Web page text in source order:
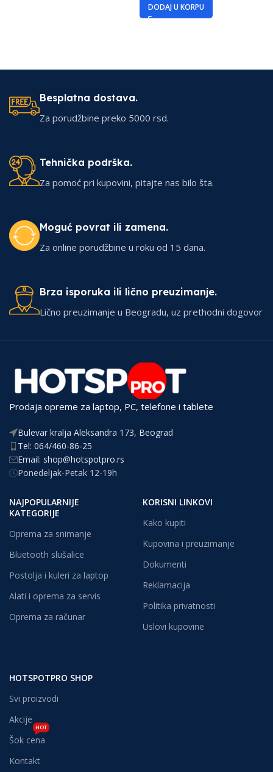
DODAJ U KORPU
Besplatna dostava.
Za porudžbine preko 5000 rsd.
Tehnička podrška.
Za pomoć pri kupovini, pitajte nas bilo šta.
Moguć povrat ili zamena.
Za online porudžbine u roku od 15 dana.
Brza isporuka ili lično preuzimanje.
Lično preuzimanje u Beogradu, uz prethodni dogovor
Prodaja opreme za laptop, PC, telefone i tablete
Bulevar kralja Aleksandra 173, Beograd
Tel: 064/460-86-25
Email: shop@hotspotpro.rs
Ponedeljak-Petak 12-19h
NAJPOPULARNIJE
KATEGORIJE
Oprema za snimanje
Bluetooth slušalice
Postolja i kuleri za laptop
Alati i oprema za servis
Oprema za računar
KORISNI LINKOVI
Kako kupiti
Kupovina i preuzimanje
Dokumenti
Reklamacija
Politika privatnosti
Uslovi kupovine
HOTSPOTPRO SHOP
Svi proizvodi
Akcije
Šok cena
HOT
Kontakt